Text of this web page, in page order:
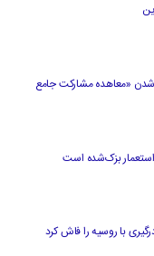
شدن «معاهده مشارکت جامع
استعمار بزک‌شده است
با روسیه را فاش کرد